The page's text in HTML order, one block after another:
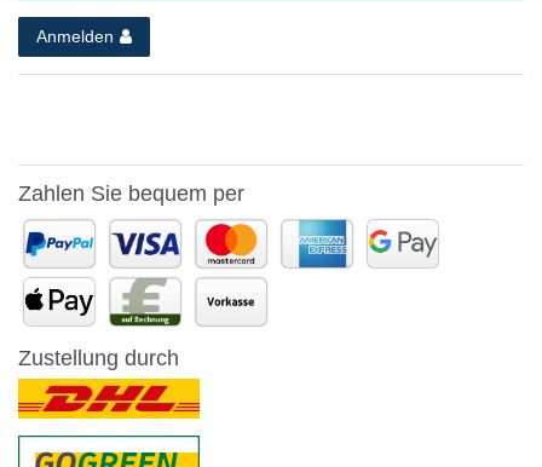
Anmelden
Zahlen Sie bequem per
Zustellung durch